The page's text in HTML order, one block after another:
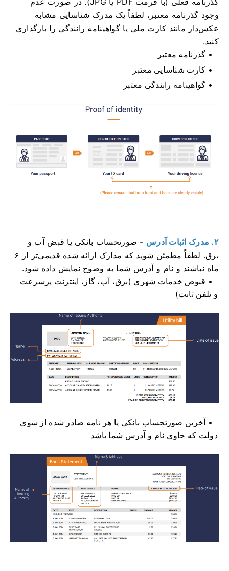
وجود گذرنامه معتبر، لطفاً یک مدرک شناسایی مشابه
عکس‌دار مانند کارت ملی یا گواهینامه رانندگی را بارگذاری
کنید.
گذرنامه معتبر
کارت شناسایی معتبر
گواهینامه رانندگی معتبر
۲. مدرک اثبات آدرس
- صورتحساب بانکی یا قبض آب و
برق. لطفاً مطمئن شوید که مدارک ارائه شده قدیمی‌تر از ۶
ماه نباشند و نام و آدرس شما به وضوح نمایش داده شود.
قبوض خدمات شهری (برق، آب، گاز، اینترنت پرسرعت
و تلفن ثابت)
آخرین صورتحساب بانکی یا هر نامه صادر شده از سوی
دولت که حاوی نام و آدرس شما باشد